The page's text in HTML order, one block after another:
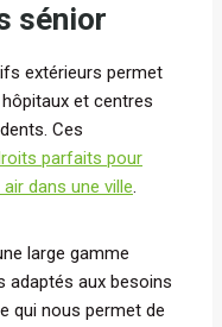
sénior
extérieurs permet
et centres
Ces
parfaits pour
dans une ville.
large gamme
adaptés aux besoins
qui nous permet de